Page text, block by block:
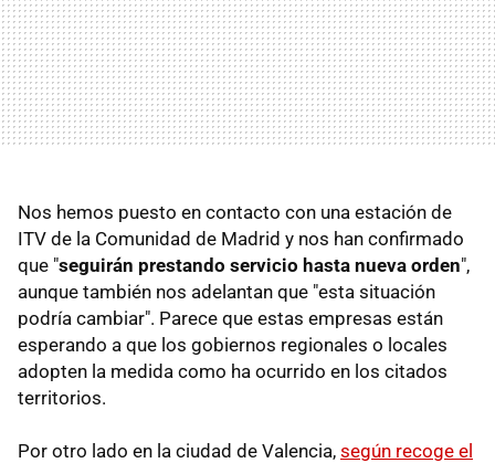
Nos hemos puesto en contacto con una estación de
ITV de la Comunidad de Madrid y nos han confirmado
que "seguirán prestando servicio hasta nueva orden",
aunque también nos adelantan que "esta situación
podría cambiar". Parece que estas empresas están
esperando a que los gobiernos regionales o locales
adopten la medida como ha ocurrido en los citados
territorios.
Por otro lado en la ciudad de Valencia, según recoge el